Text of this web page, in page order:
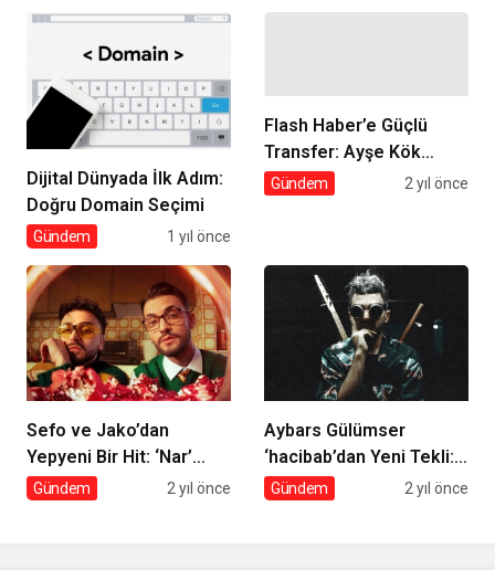
Dijital Dünyada İlk Adım:
Doğru Domain Seçimi
Gündem 1 yıl önce
Flash Haber’e Güçlü
Transfer: Ayşe Kök
Haber Programları İçerik
Gündem 2 yıl önce
Sefo ve Jako’dan
Yepyeni Bir Hit: ‘Nar’
Yayında!
Gündem 2 yıl önce
Aybars Gülümser
‘hacibab’dan Yeni Tekli:
‘Anarya’
Gündem 2 yıl önce